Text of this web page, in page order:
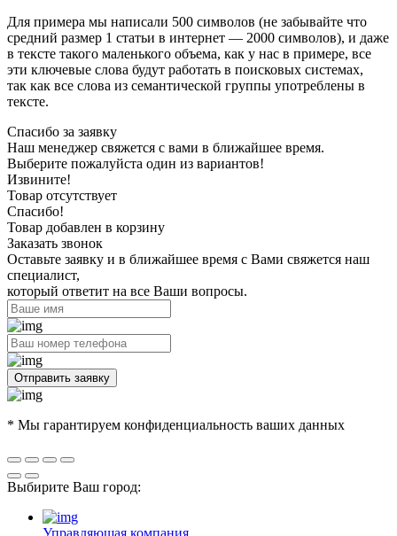
Для примера мы написали 500 символов (не забывайте что
средний размер 1 статьи в интернет — 2000 символов), и даже
в тексте такого маленького объема, как у нас в примере, все
эти ключевые слова будут работать в поисковых системах,
так как все слова из семантической группы употреблены в
тексте.
Спасибо за заявку
Наш менеджер свяжется с вами в ближайшее время.
Выберите пожалуйста один из вариантов!
Извините!
Товар отсутствует
Спасибо!
Товар добавлен в корзину
Заказать звонок
Оставьте заявку и в ближайшее время с Вами свяжется наш
специалист,
который ответит на все Ваши вопросы.
Отправить заявку
* Мы гарантируем конфиденциальность ваших данных
Выбирите Ваш город:
Управляющая компания